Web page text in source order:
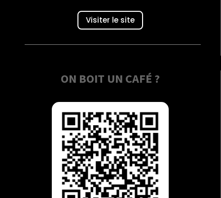
Visiter le site
ON BOIT UN CAFÉ ?